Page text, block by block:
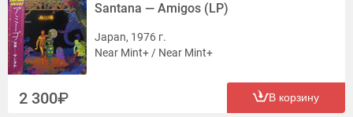
Santana — Amigos (LP)
Japan, 1976 г.
Near Mint+ / Near Mint+
2 300 В корзину